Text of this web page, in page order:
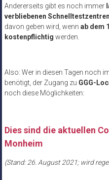
Andererseits gibt es noch immer
verbliebenen Schnelltestzentren
davon geben wird, wenn ab dem
kostenpflichtig werden.
Also: Wer in diesen Tagen noch
benötigt, der Zugang zu GGG-
noch diese Möglichkeiten:
Dies sind die aktuellen
Monheim
(Stand: 26. August 2021; wird